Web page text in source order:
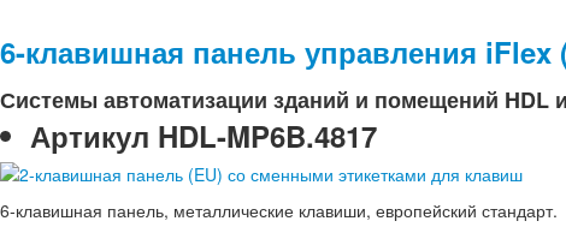
6-клавишная панель управления iFlex
Системы автоматизации зданий и помещений HDL
Артикул HDL-MP6B.4817
6-клавишная панель, металлические клавиши, европейский стандарт.